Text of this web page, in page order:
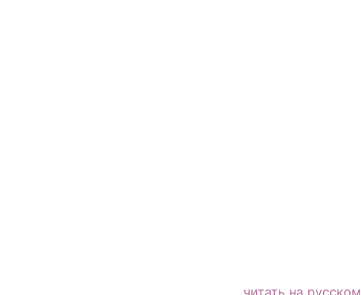
читать на русском